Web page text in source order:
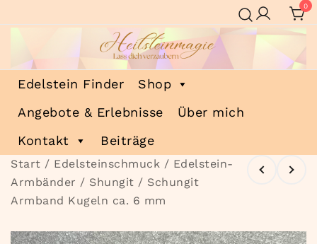
Inhalt
0
Heilsteinmagie
Lass dich verzaubern
Edelstein Finder
Shop
Angebote & Erlebnisse
Über mich
Kontakt
Beiträge
Start / Edelsteinschmuck / Edelstein-
Armbänder / Shungit / Schungit
Armband Kugeln ca. 6 mm